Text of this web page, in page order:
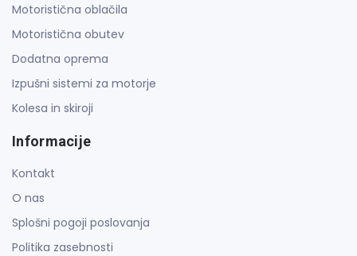
Motoristična oblačila
Motoristična obutev
Dodatna oprema
Izpušni sistemi za motorje
Kolesa in skiroji
Informacije
Kontakt
O nas
Splošni pogoji poslovanja
Politika zasebnosti